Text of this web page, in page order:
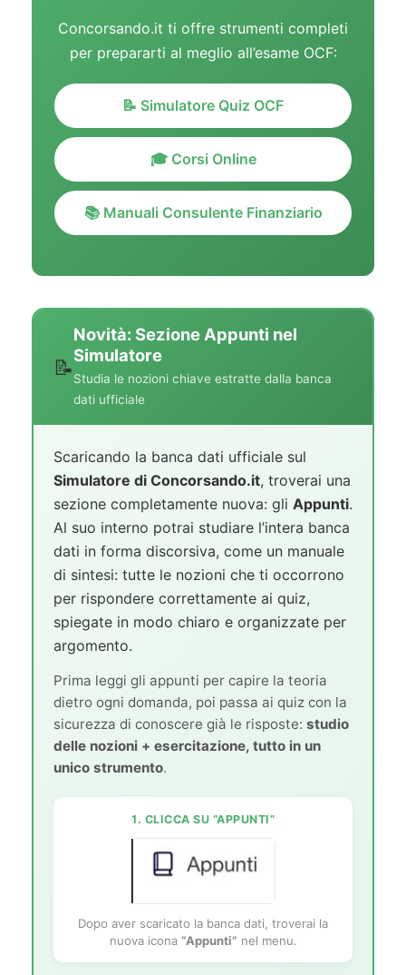
Concorsando.it ti offre strumenti completi
per prepararti al meglio all’esame OCF:
📝 Simulatore Quiz OCF
🎓 Corsi Online
📚 Manuali Consulente Finanziario
📝
Novità: Sezione Appunti nel
Simulatore
Studia le nozioni chiave estratte dalla banca
dati ufficiale
Scaricando la banca dati ufficiale sul
Simulatore di Concorsando.it, troverai una
sezione completamente nuova: gli Appunti.
Al suo interno potrai studiare l’intera banca
dati in forma discorsiva, come un manuale
di sintesi: tutte le nozioni che ti occorrono
per rispondere correttamente ai quiz,
spiegate in modo chiaro e organizzate per
argomento.
Prima leggi gli appunti per capire la teoria
dietro ogni domanda, poi passa ai quiz con la
sicurezza di conoscere già le risposte: studio
delle nozioni + esercitazione, tutto in un
unico strumento.
1. CLICCA SU “APPUNTI”
Dopo aver scaricato la banca dati, troverai la
nuova icona “Appunti” nel menu.